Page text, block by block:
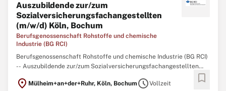
Auszubildende zur/zum
Sozialversicherungsfachangestellten
(m/w/d) Köln, Bochum
Berufsgenossenschaft Rohstoffe und chemische
Industrie (BG RCI)
Berufsgenossenschaft Rohstoffe und chemische Industrie (BG RCI)
-- Auszubildende zur/zum Sozialversicherungsfachangestellten
Beginnen Sie Ihre Ausbildung in der Sozialversicherung! Die BG RCI
location_on Mülheim+an+der+Ruhr, Köln, Bochum scheduleVollzeit bookmark